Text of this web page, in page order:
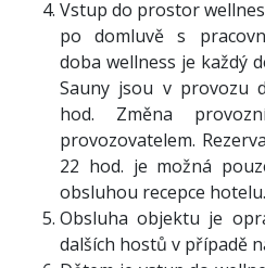
Vstup do prostor
po domluvě s
doba wellness je každý
Sauny jsou v provozu
hod. Změna
provozovatelem.
22 hod. je možná
obsluhou recepce hotelu.
Obsluha objektu je
dalších hostů v případě